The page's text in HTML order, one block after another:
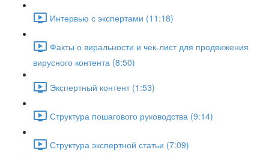
Интервью с экспертами (11:18)
Факты о виральности и чек-лист для продвижения
вирусного контента (8:50)
Экспертный контент (1:53)
Структура пошагового руководства (9:14)
Структура экспертной статьи (7:09)